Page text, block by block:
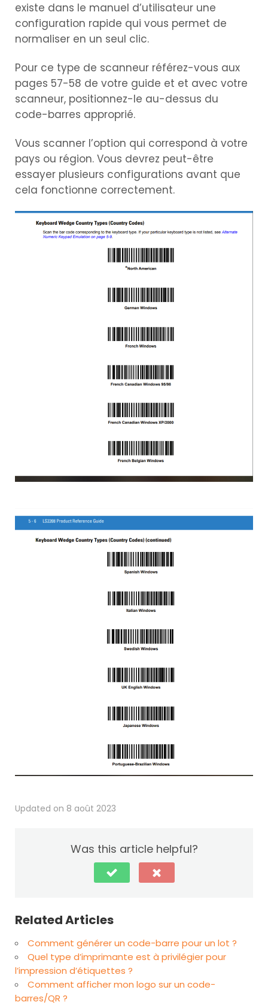
existe dans le manuel d’utilisateur une
configuration rapide qui vous permet de
normaliser en un seul clic.
Pour ce type de scanneur référez-vous aux
pages 57-58 de votre guide et et avec votre
scanneur, positionnez-le au-dessus du
code-barres approprié.
Vous scanner l’option qui correspond à votre
pays ou région. Vous devrez peut-être
essayer plusieurs configurations avant que
cela fonctionne correctement.
Updated on 8 août 2023
Was this article helpful?
Related Articles
Comment générer un code-barre pour un lot ?
Quel type d’imprimante est à privilégier pour
l’impression d’étiquettes ?
Comment afficher mon logo sur un code-
barres/QR ?